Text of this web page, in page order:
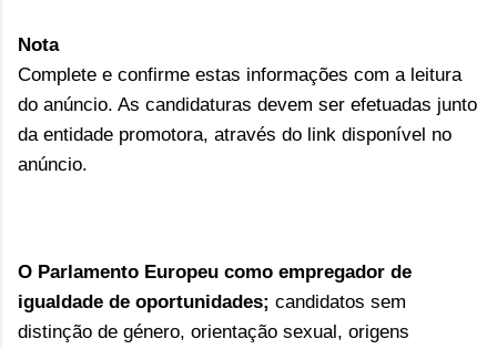
Nota
Complete e confirme estas informações com a leitura
do anúncio. As candidaturas devem ser efetuadas junto
da entidade promotora, através do link disponível no
anúncio.
O Parlamento Europeu como empregador de
igualdade de oportunidades; candidatos sem
distinção de género, orientação sexual, origens